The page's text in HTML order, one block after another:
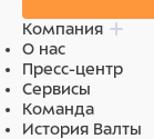
порошковым
Цвет
Материал
поролоном и
Размеры
Пульт
Компания
О нас
Пресс-центр
Сервисы
Команда
История Валты